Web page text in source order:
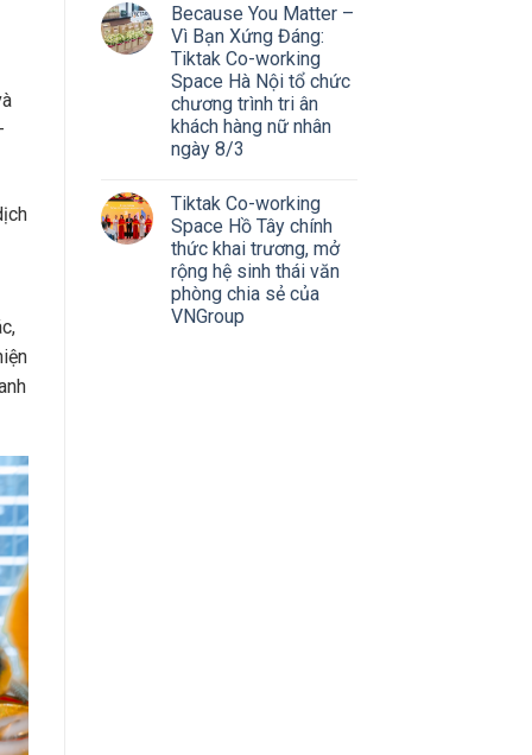
Because You Matter –
Vì Bạn Xứng Đáng:
Tiktak Co-working
Space Hà Nội tổ chức
chương trình tri ân
khách hàng nữ nhân
ngày 8/3
Tiktak Co-working
Space Hồ Tây chính
thức khai trương, mở
rộng hệ sinh thái văn
phòng chia sẻ của
VNGroup